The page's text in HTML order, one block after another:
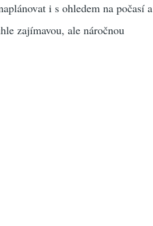
i s ohledem na počasí a
zajímavou, ale náročnou